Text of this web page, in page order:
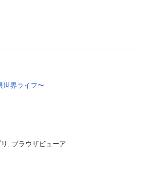
世界ライフ〜
, ブラウザビューア